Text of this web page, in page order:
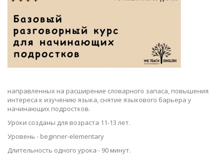
направленных на расширение словарного запаса, повышения
интереса к изучению языка, снятие языкового барьера у
начинающих подростков.
Уроки созданы для возраста 11-13 лет.
Уровень - beginner-elementary
Длительность одного урока - 90 минут.